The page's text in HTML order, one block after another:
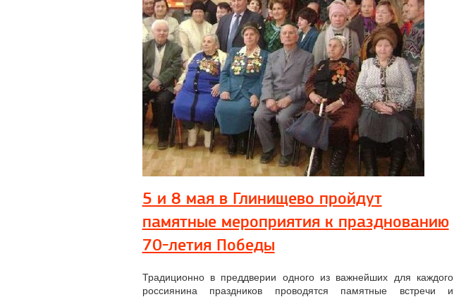
5 и 8 мая в Глинищево пройдут
памятные мероприятия к празднованию
70-летия Победы
Традиционно в преддверии одного из важнейших для каждого
россиянина праздников проводятся памятные встречи и